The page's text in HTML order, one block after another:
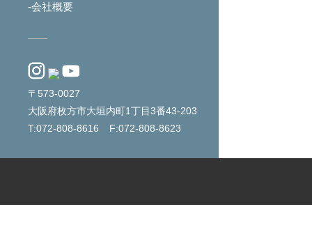
-会社概要
〒573-0027
大阪府枚方市大垣内町1丁目3番43-203
T:072-808-8616
F:072-808-8623